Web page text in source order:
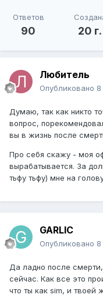
Ответов
90 20 г.
Любитель
Опубликовано
Думаю, так как никто
вопрос,
вы в жизнь после
Про себя скажу - моя
вырабатывается. За
тьфу тьфу) мне на
GARLIC
Опубликовано
Да ладно после
сейчас. Как все это
что ты как sim, и твоей